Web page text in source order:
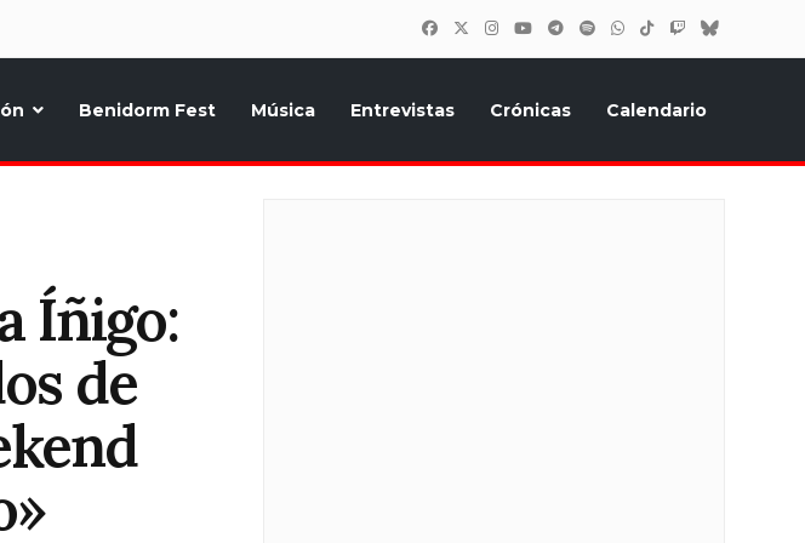
Benidorm Fest Música Entrevistas Crónicas Calendario
Íñigo:
de